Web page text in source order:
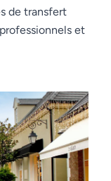
de transfert
et